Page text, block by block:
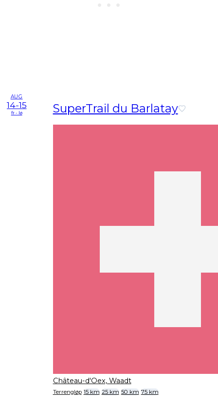
AUG
14-15
fr - lø SuperTrail du Barlatay
Château-d'Oex, Waadt
Terrengløp 15 km 25 km 50 km 75 km